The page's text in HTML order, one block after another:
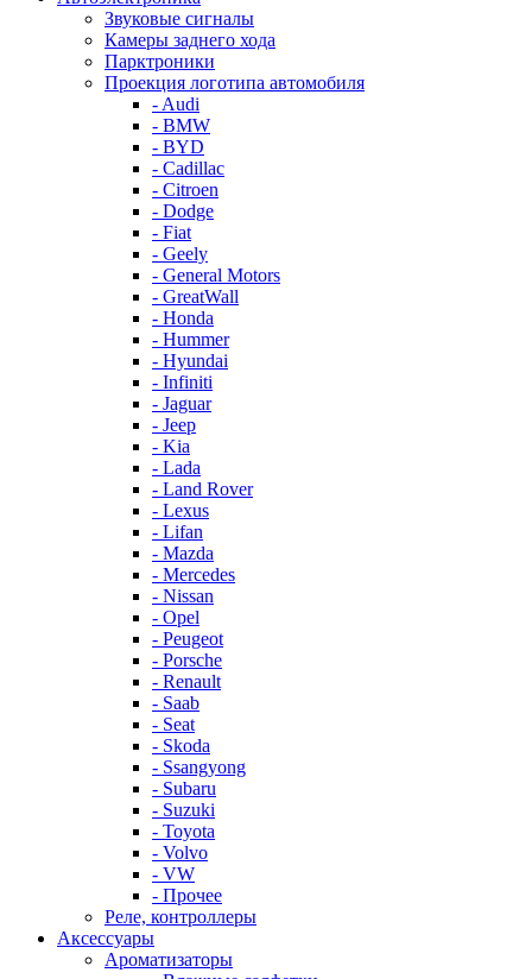
Звуковые сигналы
Камеры заднего хода
Парктроники
Проекция логотипа автомобиля
- Audi
- BMW
- BYD
- Cadillac
- Citroen
- Dodge
- Fiat
- Geely
- General Motors
- GreatWall
- Honda
- Hummer
- Hyundai
- Infiniti
- Jaguar
- Jeep
- Kia
- Lada
- Land Rover
- Lexus
- Lifan
- Mazda
- Mercedes
- Nissan
- Opel
- Peugeot
- Porsche
- Renault
- Saab
- Seat
- Skoda
- Ssangyong
- Subaru
- Suzuki
- Toyota
- Volvo
- VW
- Прочее
Реле, контроллеры
Аксессуары
Ароматизаторы